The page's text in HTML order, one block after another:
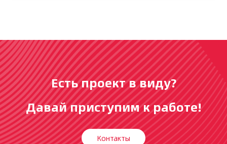
Есть проект в виду?
Давай приступим к работе!
Контакты